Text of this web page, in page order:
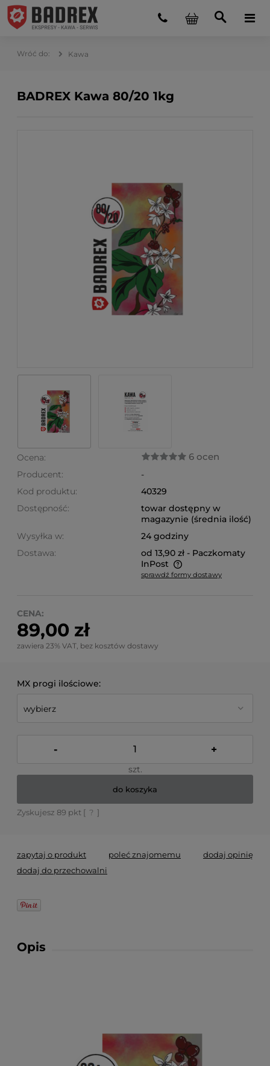
Kawa
BADREX Kawa 80/20 1kg
Ocena: 6 ocen
Producent:
-
Kod produktu:
40329
Dostępność:
towar dostępny w
magazynie (średnia ilość)
Wysyłka w:
24 godziny
Dostawa:
od 13,90 zł - Paczkomaty
InPost
Cena nie zawiera ewentualnych kosztów płatności
sprawdź formy dostawy
CENA:
89,00 zł
zawiera 23% VAT, bez kosztów dostawy
MX progi ilościowe:
- +
szt.
do koszyka
Zyskujesz 89 pkt [ ? ]
zapytaj o produkt poleć znajomemu
dodaj opinię
dodaj do przechowalni
Opis